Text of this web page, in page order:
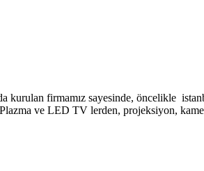
firmamız sayesinde, öncelikle
ve LED TV lerden, projeksiyon,